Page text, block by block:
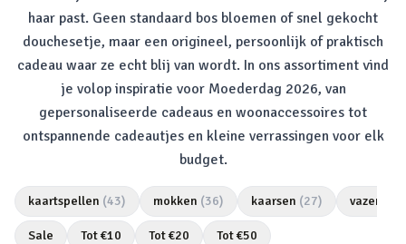
haar past. Geen standaard bos bloemen of snel gekocht
douchesetje, maar een origineel, persoonlijk of praktisch
cadeau waar ze echt blij van wordt. In ons assortiment vind
je volop inspiratie voor Moederdag 2026, van
gepersonaliseerde cadeaus en woonaccessoires tot
ontspannende cadeautjes en kleine verrassingen voor elk
budget.
kaartspellen (43) mokken (36) kaarsen (27) vazen
Sale Tot €10 Tot €20 Tot €50